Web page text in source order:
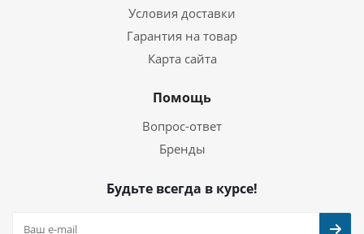
Условия доставки
Гарантия на товар
Карта сайта
Помощь
Вопрос-ответ
Бренды
Будьте всегда в курсе!